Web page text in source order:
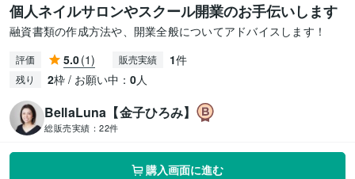
個人ネイルサロンやスクール開業のお手伝いします
融資書類の作成方法や、開業全般についてアドバイスします！
評価 5.0(1) 販売実績 1件
残り 2枠 / お願い中： 0人
BellaLuna【金子ひろみ】
総販売実績： 22件
購入画面に進む